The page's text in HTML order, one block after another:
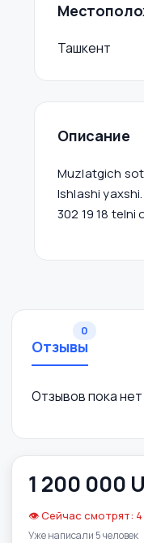
Ташкент
Описание
Muzlatgich
Ishlashi
302 19 18 telni
Отзывы
0
Отзывов пока
1 200 000
👁️ Сейчас смотрят: 4
Уже написали 5 человек